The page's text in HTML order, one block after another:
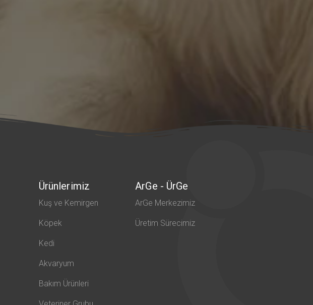
Ürünlerimiz
Kuş ve Kemirgen
Köpek
Kedi
Akvaryum
Bakım Ürünleri
ArGe - ÜrGe
ArGe Merkezimiz
Üretim Sürecimiz